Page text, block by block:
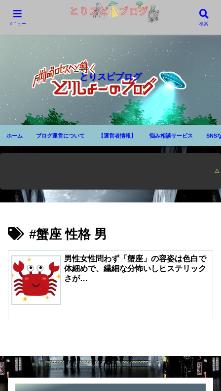
とりスピブログ
ホーム ブログ運営について 【運営者情報】 悩み相談サービス SNS
⚠
#蟹座 性格 男
男性女性問わず「蟹座」の容姿は色白で
体細めで、繊細な分怖いしヒステリック
さが…
メニュー 検索